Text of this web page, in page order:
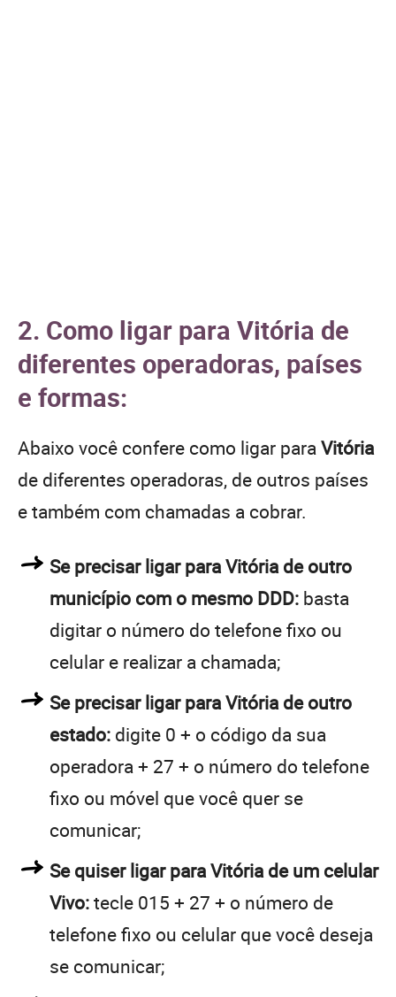
2. Como ligar para Vitória de
diferentes operadoras, países
e formas:
Abaixo você confere como ligar para Vitória
de diferentes operadoras, de outros países
e também com chamadas a cobrar.
Se precisar ligar para Vitória de outro
município com o mesmo DDD: basta
digitar o número do telefone fixo ou
celular e realizar a chamada;
Se precisar ligar para Vitória de outro
estado: digite 0 + o código da sua
operadora + 27 + o número do telefone
fixo ou móvel que você quer se
comunicar;
Se quiser ligar para Vitória de um celular
Vivo:tecle 015 + 27 + o número de
telefone fixo ou celular que você deseja
se comunicar;